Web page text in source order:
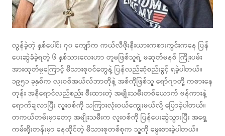
လွန်ခဲ့တဲ့ နှစ်ပေါင်း ၇၀ ကျော်က ကယ်လီဖိုးနီးယားကစားကွင်းကနေ ပြန်
ပေးဆွဲခံခဲ့ရတဲ့ ၆ နှစ်သားလေးဟာ တူမဖြစ်သူရဲ့ မဆုတ်မနစ် ကြိုးပမ်း
အားထုတ်မှုကြောင့် မိသားစုဝင်တွေနဲ့ ပြန်လည်ဆုံစည်းခွင့် ရခဲ့ပါတယ်။
၁၉၅၁ ခုနှစ်က လူးဝစ်အယ်လ်ဘာတိုနဲ့ အစ်ကိုဖြစ်သူ ရော်ဂျာတို့ ကစားနေ
တုန်း အနီရောင်လည်စည်း စီးထားတဲ့ အမျိုးသမီးတစ်ယောက် ဗန်ကားနဲ့
ရောက်ချလာပြီး လူးဝစ်ကို သကြားလုံးဝယ်ကျွေးမယ်လို့ ပြောခဲ့ပါတယ်။
တကယ်တမ်းမှာတော့ အမျိုးသမီးက လူးဝစ်ကို ပြန်ပေးဆွဲသွားပြီး အရှေ့
ကမ်းရိုးတန်းမှာ နေထိုင်တဲ့ မိသားစုတစ်စုက သူ့ကို မွေးစားခဲ့ပါတယ်။